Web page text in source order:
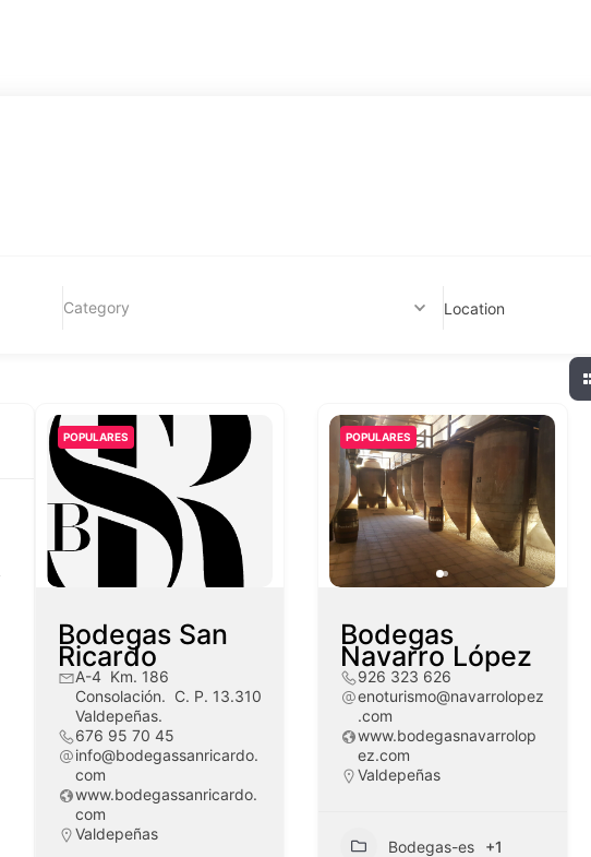
Category Location
POPULARES
Bodegas San
Ricardo
A-4 Km. 186
Consolación. C. P. 13.310
Valdepeñas.
676 95 70 45
info@bodegassanricardo.
com
www.bodegassanricardo.
com
Valdepeñas
POPULARES
Bodegas
Navarro López
926 323 626
enoturismo@navarrolopez
.com
www.bodegasnavarrolop
ez.com
Valdepeñas
Bodegas-es +1